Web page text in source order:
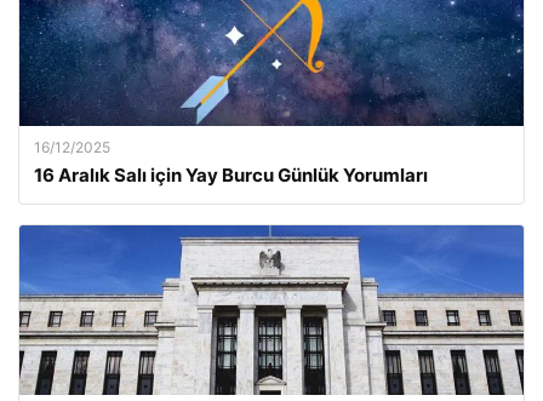
16/12/2025
16 Aralık Salı için Yay Burcu Günlük Yorumları